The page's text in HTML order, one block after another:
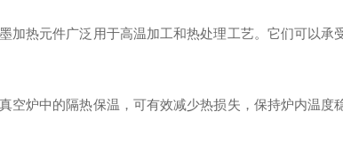
加热元件广泛用于高温加工和热处理工艺。它们可以
空炉中的隔热保温，可有效减少热损失，保持炉内温度